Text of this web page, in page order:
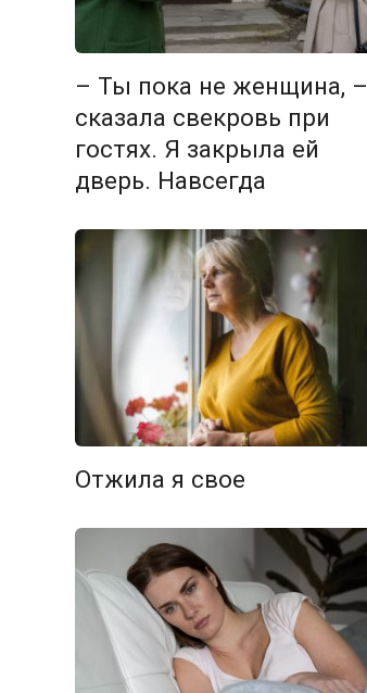
– Ты пока не женщина, –
сказала свекровь при
гостях. Я закрыла ей
дверь. Навсегда
Отжила я свое